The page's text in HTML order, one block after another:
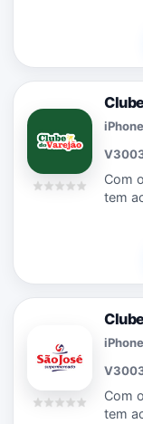
aplicativo, você
iPhone
Com
tem
você
iPhone
Com
tem